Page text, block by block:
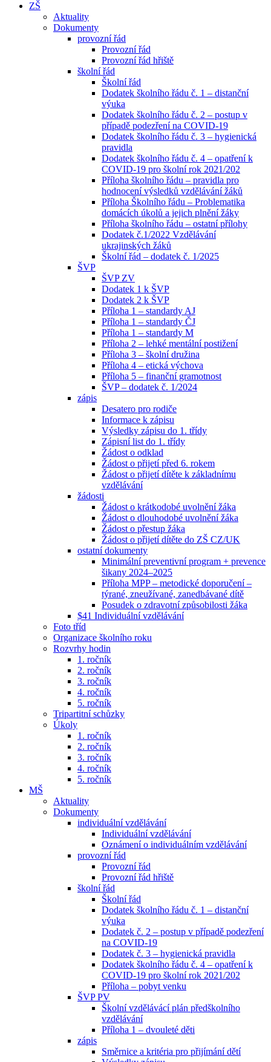
ZŠ
Aktuality
Dokumenty
provozní řád
Provozní řád
Provozní řád hřiště
školní řád
Školní řád
Dodatek školního řádu č. 1 – distanční
výuka
Dodatek školního řádu č. 2 – postup v
případě podezření na COVID-19
Dodatek školního řádu č. 3 – hygienická
pravidla
Dodatek školního řádu č. 4 – opatření k
COVID-19 pro školní rok 2021/202
Příloha školního řádu – pravidla pro
hodnocení výsledků vzdělávání žáků
Příloha Školního řádu – Problematika
domácích úkolů a jejich plnění žáky
Příloha školního řádu – ostatní přílohy
Dodatek č.1/2022 Vzdělávání
ukrajinských žáků
Školní řád – dodatek č. 1/2025
ŠVP
ŠVP ZV
Dodatek 1 k ŠVP
Dodatek 2 k ŠVP
Příloha 1 – standardy AJ
Příloha 1 – standardy ČJ
Příloha 1 – standardy M
Příloha 2 – lehké mentální postižení
Příloha 3 – školní družina
Příloha 4 – etická výchova
Příloha 5 – finanční gramotnost
ŠVP – dodatek č. 1/2024
zápis
Desatero pro rodiče
Informace k zápisu
Výsledky zápisu do 1. třídy
Zápisní list do 1. třídy
Žádost o odklad
Žádost o přijetí před 6. rokem
Žádost o přijetí dítěte k základnímu
vzdělávání
žádosti
Žádost o krátkodobé uvolnění žáka
Žádost o dlouhodobé uvolnění žáka
Žádost o přestup žáka
Žádost o přijetí dítěte do ZŠ CZ/UK
ostatní dokumenty
Minimální preventivní program + prevence
šikany 2024–2025
Příloha MPP – metodické doporučení –
týrané, zneužívané, zanedbávané dítě
Posudek o zdravotní způsobilosti žáka
$41 Individuální vzdělávání
Foto tříd
Organizace školního roku
Rozvrhy hodin
1. ročník
2. ročník
3. ročník
4. ročník
5. ročník
Tripartitní schůzky
Úkoly
1. ročník
2. ročník
3. ročník
4. ročník
5. ročník
MŠ
Aktuality
Dokumenty
individuální vzdělávání
Individuální vzdělávání
Oznámení o individuálním vzdělávání
provozní řád
Provozní řád
Provozní řád hřiště
školní řád
Školní řád
Dodatek školního řádu č. 1 – distanční
výuka
Dodatek č. 2 – postup v případě podezření
na COVID-19
Dodatek č. 3 – hygienická pravidla
Dodatek školního řádu č. 4 – opatření k
COVID-19 pro školní rok 2021/202
Příloha – pobyt venku
ŠVP PV
Školní vzdělávácí plán předškolního
vzdělávání
Příloha 1 – dvouleté děti
zápis
Směrnice a kritéria pro přijímání dětí